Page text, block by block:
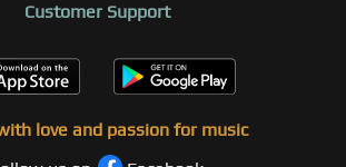
Customer Support
love and passion for music